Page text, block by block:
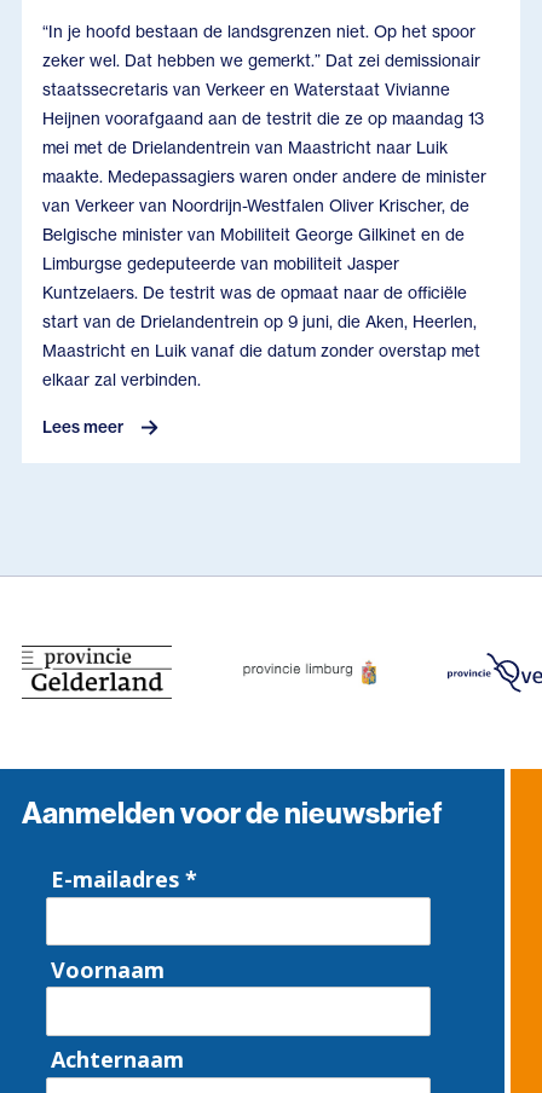
“In je hoofd bestaan de landsgrenzen niet. Op het spoor
zeker wel. Dat hebben we gemerkt.” Dat zei demissionair
staatssecretaris van Verkeer en Waterstaat Vivianne
Heijnen voorafgaand aan de testrit die ze op maandag 13
mei met de Drielandentrein van Maastricht naar Luik
maakte. Medepassagiers waren onder andere de minister
van Verkeer van Noordrijn-Westfalen Oliver Krischer, de
Belgische minister van Mobiliteit George Gilkinet en de
Limburgse gedeputeerde van mobiliteit Jasper
Kuntzelaers. De testrit was de opmaat naar de officiële
start van de Drielandentrein op 9 juni, die Aken, Heerlen,
Maastricht en Luik vanaf die datum zonder overstap met
elkaar zal verbinden.
Lees meer
Aanmelden voor de nieuwsbrief
E-mailadres *
Voornaam
Achternaam